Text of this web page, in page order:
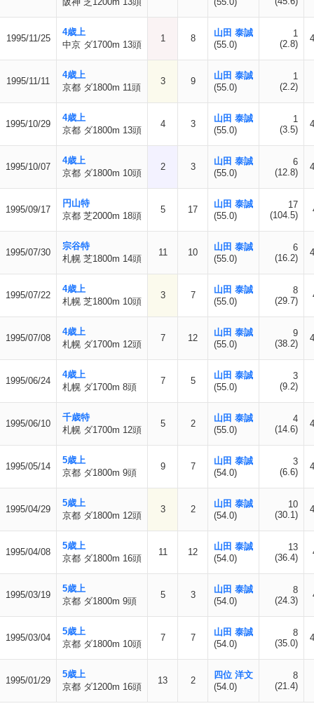
1995/11/25
4歳上
中京 ダ1700m 13頭
1 8
山田 泰誠
(55.0)
1
(2.8)
1995/11/11
4歳上
京都 ダ1800m 11頭
3 9
山田 泰誠
(55.0)
1
(2.2)
1995/10/29
4歳上
京都 ダ1800m 13頭
4 3
山田 泰誠
(55.0)
1
(3.5)
1995/10/07
4歳上
京都 ダ1800m 10頭
2 3
山田 泰誠
(55.0)
6
(12.8)
1995/09/17
円山特
京都 芝2000m 18頭
5 17
山田 泰誠
(55.0)
17
(104.5)
1995/07/30
宗谷特
札幌 芝1800m 14頭
11 10
山田 泰誠
(55.0)
6
(16.2)
1995/07/22
4歳上
札幌 芝1800m 10頭
3 7
山田 泰誠
(55.0)
8
(29.7)
1995/07/08
4歳上
札幌 ダ1700m 12頭
7 12
山田 泰誠
(55.0)
9
(38.2)
1995/06/24
4歳上
札幌 ダ1700m 8頭
7 5
山田 泰誠
(55.0)
3
(9.2)
1995/06/10
千歳特
札幌 ダ1700m 12頭
5 2
山田 泰誠
(55.0)
4
(14.6)
1995/05/14
5歳上
京都 ダ1800m 9頭
9 7
山田 泰誠
(54.0)
3
(6.6)
1995/04/29
5歳上
京都 ダ1800m 12頭
3 2
山田 泰誠
(54.0)
10
(30.1)
1995/04/08
5歳上
京都 ダ1800m 16頭
11 12
山田 泰誠
(54.0)
13
(36.4)
1995/03/19
5歳上
京都 ダ1800m 9頭
5 3
山田 泰誠
(54.0)
8
(24.3)
1995/03/04
5歳上
京都 ダ1800m 10頭
7 7
山田 泰誠
(54.0)
8
(35.0)
1995/01/29
5歳上
京都 ダ1200m 16頭
13 2
四位 洋文
(54.0)
8
(21.4)